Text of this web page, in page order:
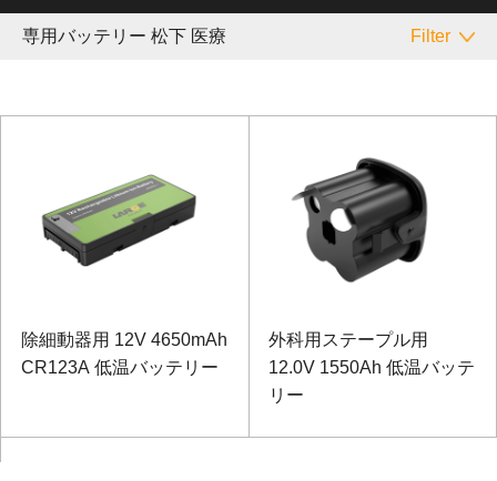
専用バッテリー 松下 医療 Filter
除細動器用 12V 4650mAh
CR123A 低温バッテリー
外科用ステープル用
12.0V 1550Ah 低温バッテ
リー